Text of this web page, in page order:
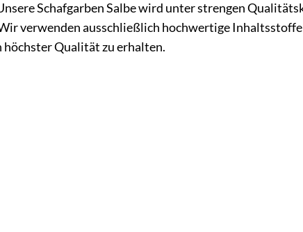
Schafgarben Salbe wird unter strengen
verwenden ausschließlich hochwertige
höchster Qualität zu erhalten.